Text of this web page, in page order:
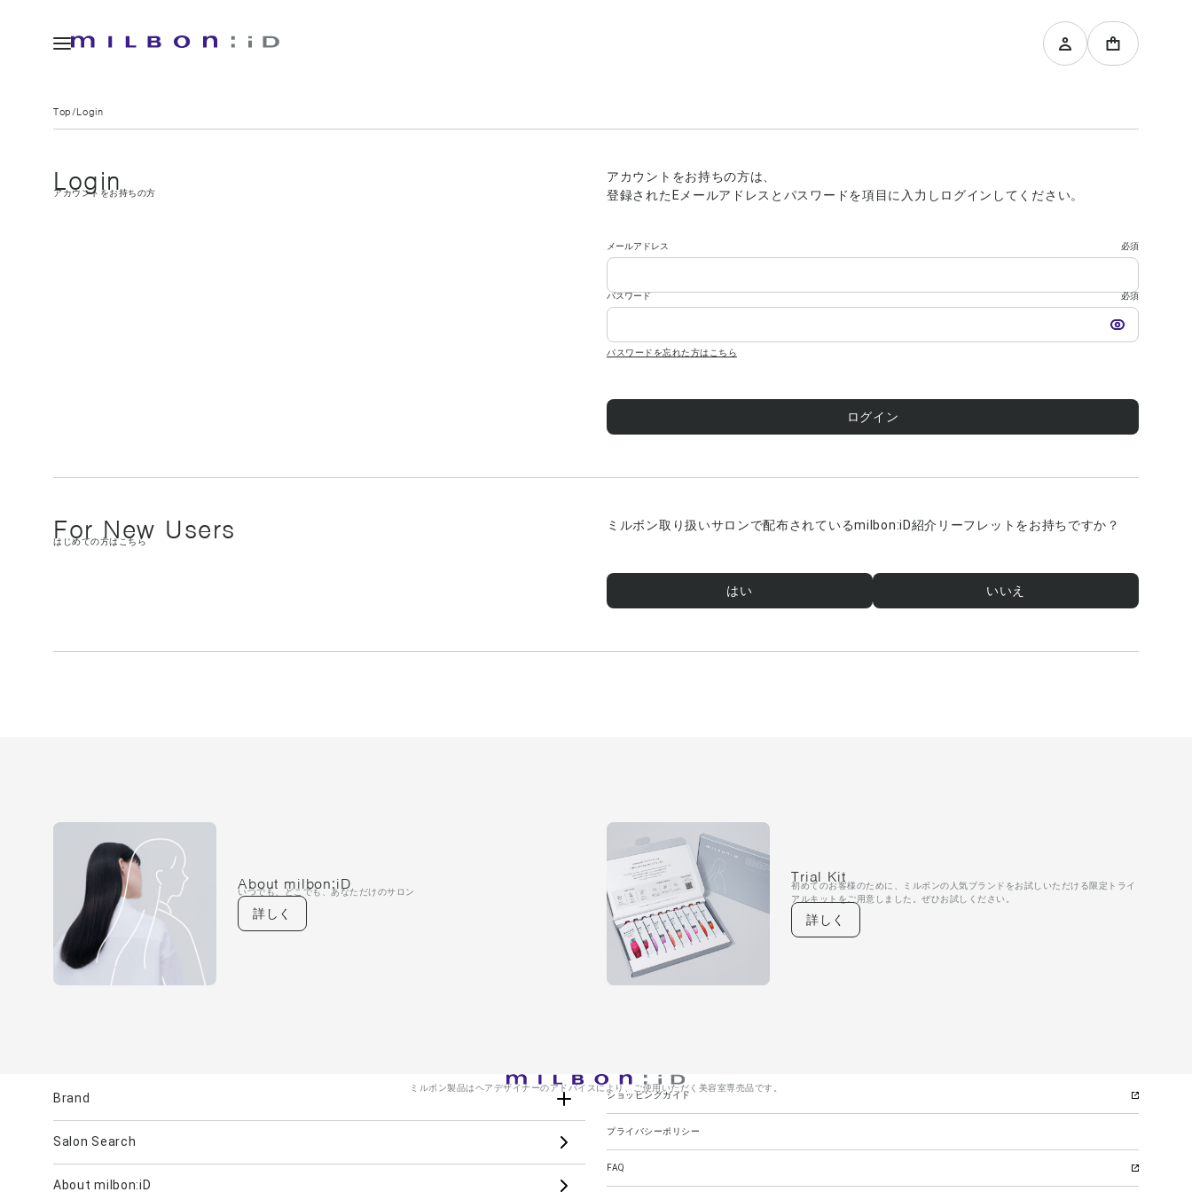
Top Login
Login
アカウントをお持ちの方
アカウントをお持ちの方は、
登録されたEメールアドレスとパスワードを項目に入力しログインしてください。
メールアドレス 必須
パスワード 必須
パスワードを忘れた方はこちら
ログイン
For New Users
はじめての方はこちら
ミルボン取り扱いサロンで配布されているmilbon:iD紹介リーフレットをお持ちですか？
はい いいえ
About milbon:iD
いつでも、どこでも、あなただけのサロン
詳しく
Trial Kit
初めてのお客様のために、ミルボンの人気ブランドをお試しいただける限定トライ
アルキットをご用意しました。ぜひお試しください。
詳しく
ミルボン製品はヘアデザイナーのアドバイスにより、 ご使用いただく美容室専売品です。
Brand
Salon Search
About milbon:iD
ショッピングガイド
プライバシーポリシー
FAQ